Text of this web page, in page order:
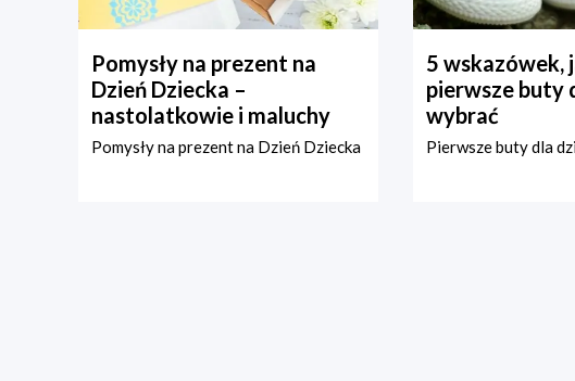
Pomysły na prezent na
Dzień Dziecka –
nastolatkowie i maluchy
Pomysły na prezent na Dzień Dziecka
5 wskazówek,
pierwsze buty
wybrać
Pierwsze buty dla